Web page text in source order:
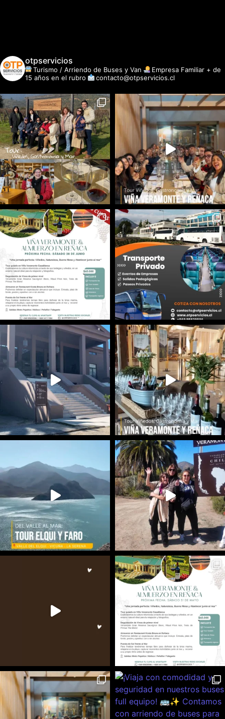
otpservicios
Turismo / Arriendo de Buses y Van
Empresa Familiar + de
15 años en el rubro
contacto@otpservicios.cl